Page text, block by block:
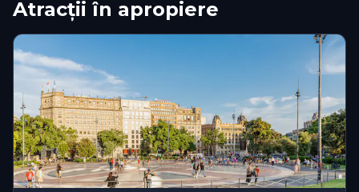
Atracții în apropiere